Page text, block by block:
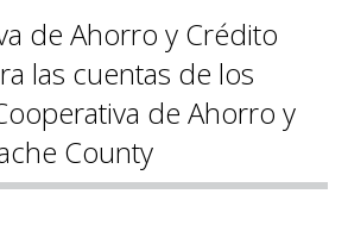
de Ahorro y Crédito
las cuentas de los
de Ahorro y
County